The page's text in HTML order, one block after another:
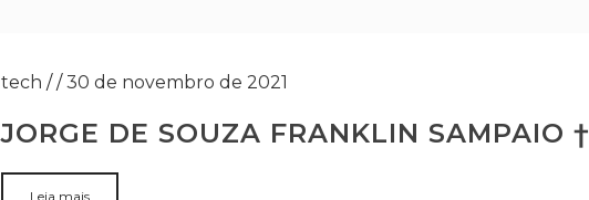
tech //30 de novembro de 2021
JORGE DE SOUZA FRANKLIN SAMPAIO †
Leia mais